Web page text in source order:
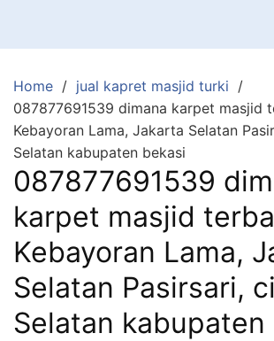
Home
jual kapret masjid turki
087877691539 dimana karpet masjid
Kebayoran Lama, Jakarta Selatan
Selatan kabupaten bekasi
087877691539
karpet masjid
Kebayoran Lama,
Selatan Pasirsari,
Selatan kabupaten